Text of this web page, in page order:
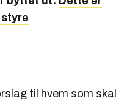
styre
til hvem som skal